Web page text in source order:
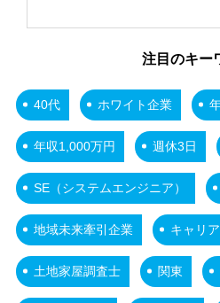
注目のキー
40代 ホワイト企業
年収1,000万円 週休3日
SE（システムエンジニア）
地域未来牽引企業 キャリ
土地家屋調査士 関東